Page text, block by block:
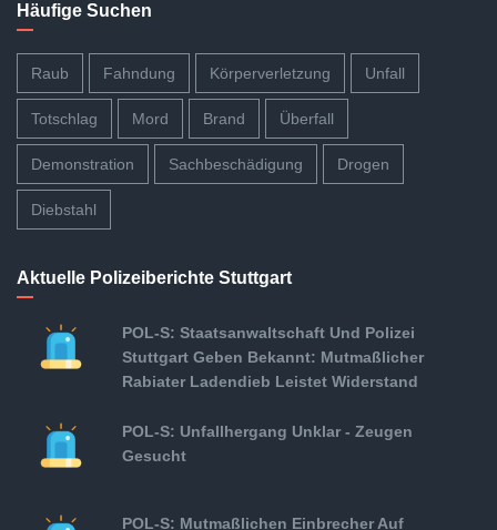
Häufige Suchen
Raub Fahndung Körperverletzung Unfall
Totschlag Mord Brand Überfall
Demonstration Sachbeschädigung Drogen
Diebstahl
Aktuelle Polizeiberichte Stuttgart
POL-S: Staatsanwaltschaft Und Polizei
Stuttgart Geben Bekannt: Mutmaßlicher
Rabiater Ladendieb Leistet Widerstand
POL-S: Unfallhergang Unklar - Zeugen
Gesucht
POL-S: Mutmaßlichen Einbrecher Auf